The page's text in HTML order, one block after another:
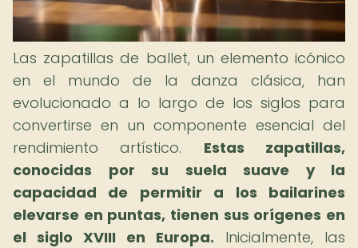
Las zapatillas de ballet, un elemento icónico
en el mundo de la danza clásica, han
evolucionado a lo largo de los siglos para
convertirse en un componente esencial del
rendimiento artístico. Estas zapatillas,
conocidas por su suela suave y la
capacidad de permitir a los bailarines
elevarse en puntas, tienen sus orígenes en
el siglo XVIII en Europa. Inicialmente, las